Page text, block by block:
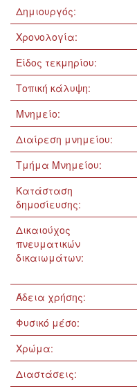
Δημιουργός:
Χρονολογία:
Είδος τεκμηρίου:
Τοπική κάλυψη:
Μνημείο:
Διαίρεση μνημείου:
Τμήμα Μνημείου:
Κατάσταση
δημοσίευσης:
Δικαιούχος
πνευματικών
δικαιωμάτων:
Άδεια χρήσης:
Φυσικό μέσο:
Χρώμα:
Διαστάσεις: